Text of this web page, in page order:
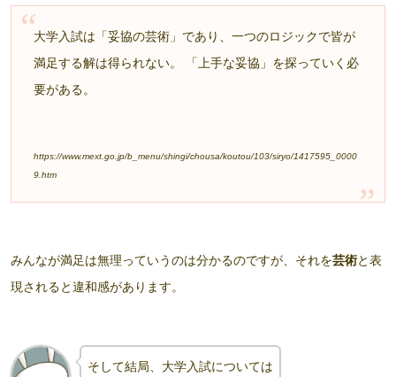
大学入試は「妥協の芸術」であり、一つのロジックで皆が
満足する解は得られない。 「上手な妥協」を探っていく必
要がある。
https://www.mext.go.jp/b_menu/shingi/chousa/koutou/103/siryo/1417595_0000
9.htm
みんなが満足は無理っていうのは分かるのですが、それを芸術と表
現されると違和感があります。
そして結局、大学入試については